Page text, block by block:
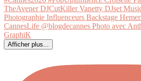
Afficher plus...